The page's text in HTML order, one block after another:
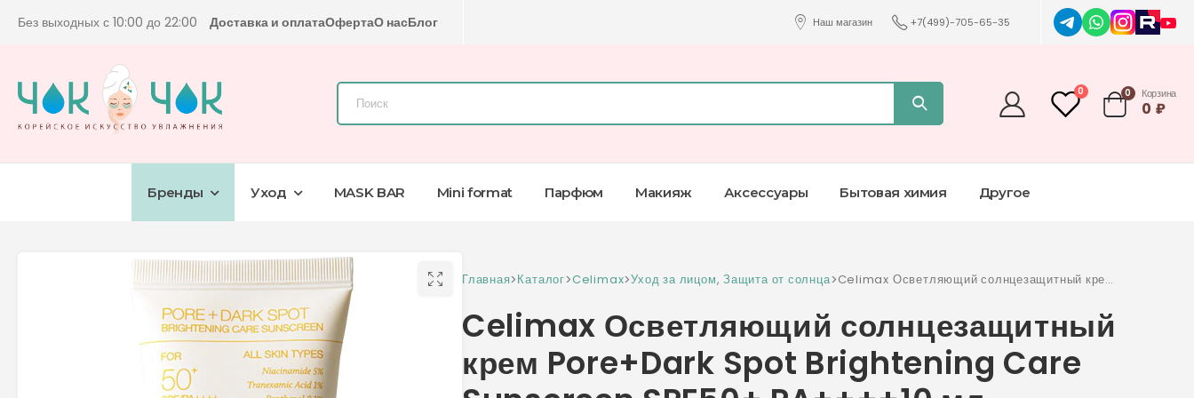
Без выходных с 10:00 до 22:00 Доставка и оплатаОфертаО насБлог Наш магазин +7(499)-705-65-35
0 0 Корзина
0 ₽
Бренды Уход MASK BAR Mini format Парфюм Макияж Аксессуары Бытовая химия Другое
Главная>Каталог>Celimax>Уход за лицом,Защита от солнца>Celimax Осветляющий солнцезащитный крем
Sunscreen SPF50+ PA++++10 мл
Celimax Осветляющий солнцезащитный
крем Pore+Dark Spot Brightening Care